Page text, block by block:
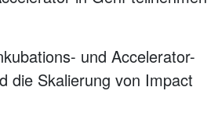
und Accelerator-
die Skalierung von Impact